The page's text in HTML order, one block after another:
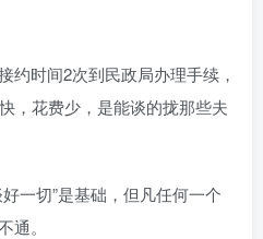
时间2次到民政局办理手续，
，花费少，是能谈的拢那些夫
切”是基础，但凡任何一个
。